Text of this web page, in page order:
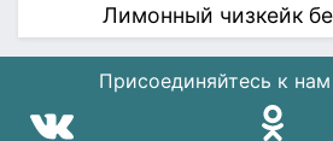
Лимонный чизкейк
Присоединяйтесь к